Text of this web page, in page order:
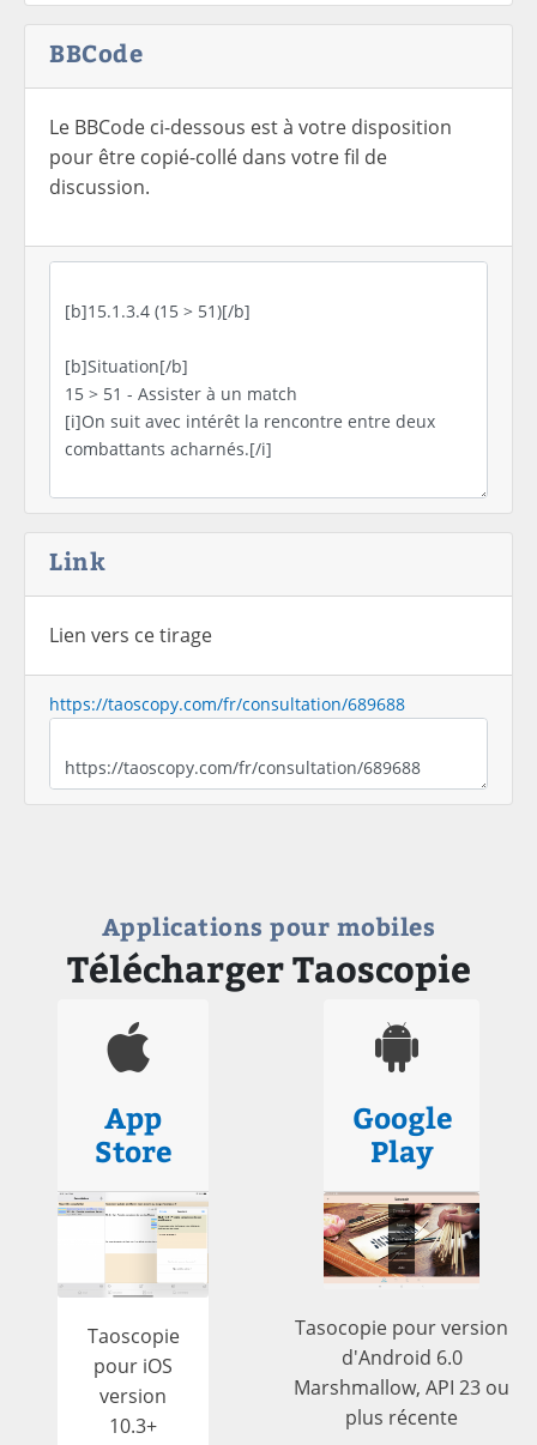
BBCode
Le BBCode ci-dessous est à votre disposition
pour être copié-collé dans votre fil de
discussion.
Link
Lien vers ce tirage
https://taoscopy.com/fr/consultation/689688
Applications pour mobiles
Télécharger Taoscopie
App
Store
Taoscopie
pour iOS
version
10.3+
Google
Play
Tasocopie pour version
d'Android 6.0
Marshmallow, API 23 ou
plus récente